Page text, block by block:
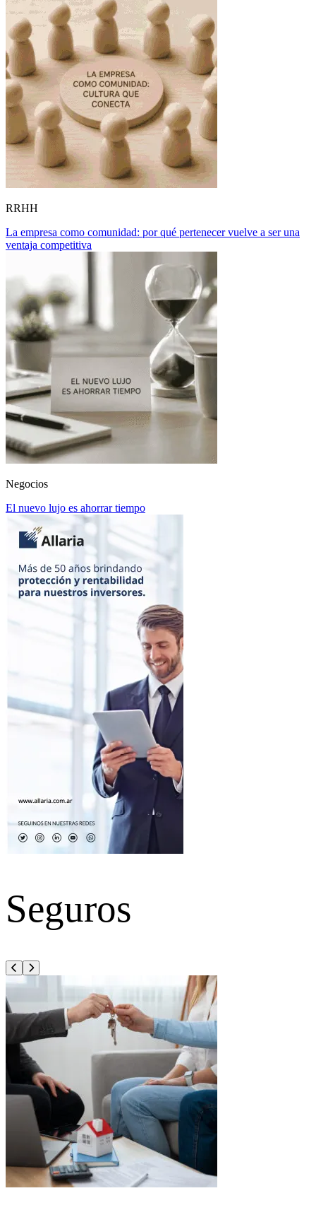
RRHH
La empresa como comunidad: por qué pertenecer vuelve a ser una
ventaja competitiva
Negocios
El nuevo lujo es ahorrar tiempo
Seguros
AnteriorSiguiente